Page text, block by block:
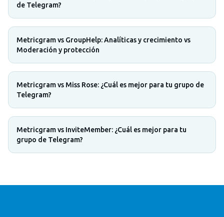
de Telegram?
Metricgram vs GroupHelp: Analíticas y crecimiento vs
Moderación y protección
Metricgram vs Miss Rose: ¿Cuál es mejor para tu grupo de
Telegram?
Metricgram vs InviteMember: ¿Cuál es mejor para tu
grupo de Telegram?